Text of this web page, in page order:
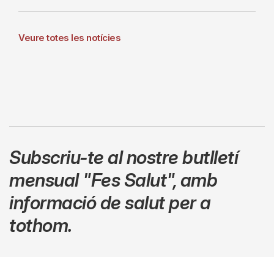
Veure totes les notícies
Subscriu-te al nostre butlletí
mensual "Fes Salut",amb
informació de salut per a
tothom.